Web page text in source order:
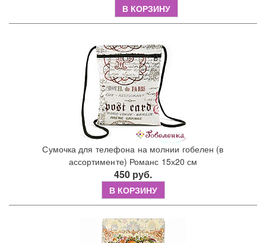
В КОРЗИНУ
Сумочка для телефона на молнии гобелен (в
ассортименте) Романс 15х20 см
450 руб.
В КОРЗИНУ